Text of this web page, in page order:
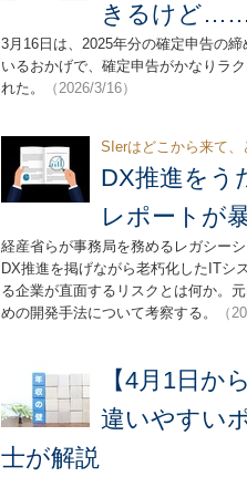
きるけど……
3月16日は、2025年分の確定申告の
いるおかげで、確定申告がかなりラ
れた。
（2026/3/16）
SIerはどこから来て、
DX推進を
レポートが
経産省らが事務局を務めるレガシー
DX推進を掲げながら老朽化したITシ
る企業が直面するリスクとは何か。
めの開発手法について考察する。
（
【4月1日
違いやすい
士が解説